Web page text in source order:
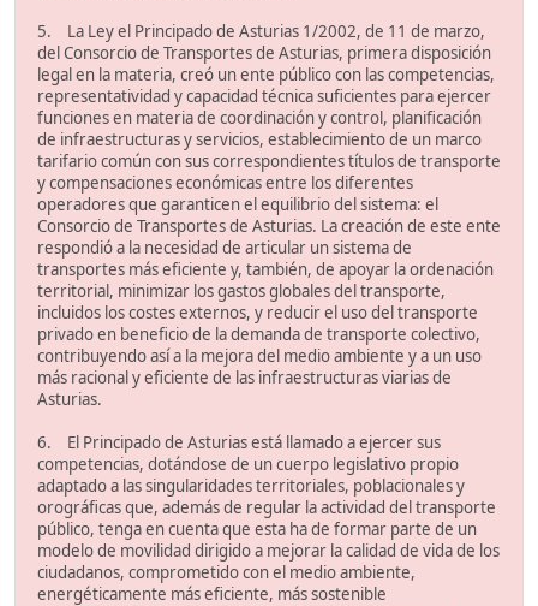
5. La Ley el Principado de Asturias 1/2002, de 11 de marzo,
del Consorcio de Transportes de Asturias, primera disposición
legal en la materia, creó un ente público con las competencias,
representatividad y capacidad técnica suficientes para ejercer
funciones en materia de coordinación y control, planificación
de infraestructuras y servicios, establecimiento de un marco
tarifario común con sus correspondientes títulos de transporte
y compensaciones económicas entre los diferentes
operadores que garanticen el equilibrio del sistema: el
Consorcio de Transportes de Asturias. La creación de este ente
respondió a la necesidad de articular un sistema de
transportes más eficiente y, también, de apoyar la ordenación
territorial, minimizar los gastos globales del transporte,
incluidos los costes externos, y reducir el uso del transporte
privado en beneficio de la demanda de transporte colectivo,
contribuyendo así a la mejora del medio ambiente y a un uso
más racional y eficiente de las infraestructuras viarias de
Asturias.
6. El Principado de Asturias está llamado a ejercer sus
competencias, dotándose de un cuerpo legislativo propio
adaptado a las singularidades territoriales, poblacionales y
orográficas que, además de regular la actividad del transporte
público, tenga en cuenta que esta ha de formar parte de un
modelo de movilidad dirigido a mejorar la calidad de vida de los
ciudadanos, comprometido con el medio ambiente,
energéticamente más eficiente, más sostenible